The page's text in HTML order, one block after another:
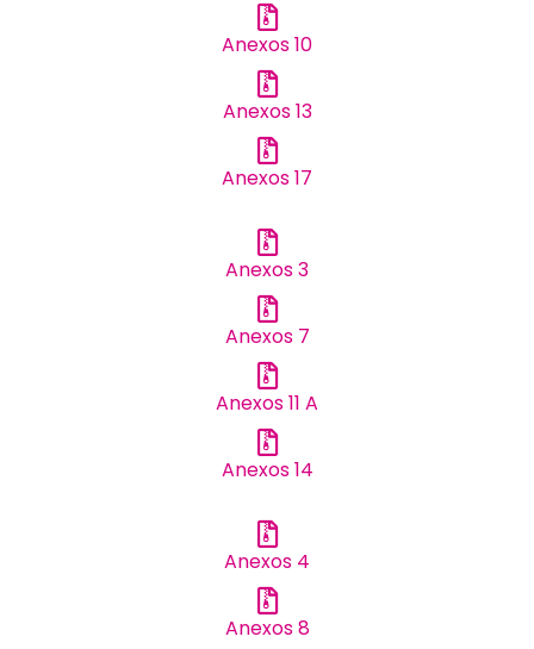
Anexos 10
Anexos 13
Anexos 17
Anexos 3
Anexos 7
Anexos 11 A
Anexos 14
Anexos 4
Anexos 8